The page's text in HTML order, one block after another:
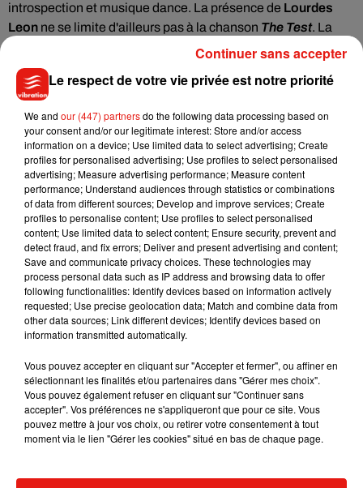
introspection et musique dance. La présence de Lourdes
Leon ne se limite d'ailleurs pas à la chanson The Test. La
jeune artiste apparaît également dans le court-métrage
accompagnant la promotion du disque, aux côtés de
personnalités comme Kate Moss et Julia Garner.
Avec Confessions II,Madonnasigne ainsi l'un de ses
projets les plus intimes. Derrière les rythmes électroniques
et les influences dance se cache un album marqué par les
liens familiaux, la reconstruction et le pardon.
Cette première collaboration entreMadonnaetLourdes
pourrait d'ailleurs ne pas rester sans lendemain. La
chanteuse s'est dite particulièrement fière du travail réalisé
avec sa fille, laissant entendre que d'autres projets communs
pourraient voir le jour à l'avenir.
Musique
7 août 2026
Julien Lieb s’essaye à la vie de chatelain
dans son nouveau clip
Le respect de votre vie privée est notre priorité
We and our (447) partnersdo the following data processing based on
your consent and/or our legitimate interest: Store and/or access
information on a device; Use limited data to select advertising; Create
profiles for personalised advertising; Use profiles to select personalised
advertising; Measure advertising performance; Measure content
performance; Understand audiences through statistics or combinations
of data from different sources; Develop and improve services; Create
profiles to personalise content; Use profiles to select personalised
content; Use limited data to select content; Ensure security, prevent and
detect fraud, and fix errors; Deliver and present advertising and content;
Save and communicate privacy choices. These technologies may
process personal data such as IP address and browsing data to offer
following functionalities: Identify devices based on information actively
requested; Use precise geolocation data; Match and combine data from
other data sources; Link different devices; Identify devices based on
information transmitted automatically.
Vous pouvez accepter en cliquant sur "Accepter et fermer", ou affiner en
sélectionnant les finalités et/ou partenaires dans "Gérer mes choix".
Vous pouvez également refuser en cliquant sur "Continuer sans
accepter". Vos préférences ne s'appliqueront que pour ce site. Vous
pouvez mettre à jour vos choix, ou retirer votre consentement à tout
moment via le lien "Gérer les cookies" situé en bas de chaque page.
Continuer sans accepter